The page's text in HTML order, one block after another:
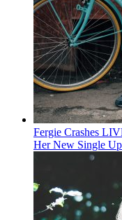
Fergie Crashes
Her New Single